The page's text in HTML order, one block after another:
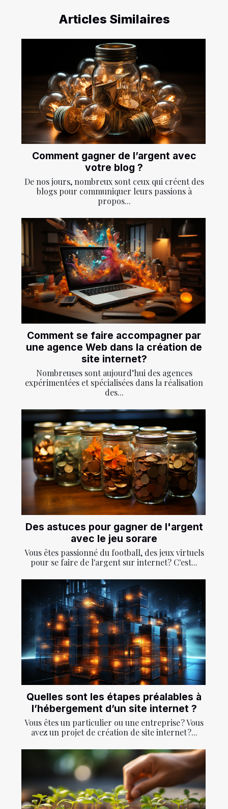
Articles Similaires
Comment gagner de l’argent avec
votre blog ?
De nos jours, nombreux sont ceux qui créent des
blogs pour communiquer leurs passions à
propos...
Comment se faire accompagner par
une agence Web dans la création de
site internet?
Nombreuses sont aujourd’hui des agences
expérimentées et spécialisées dans la réalisation
des...
Des astuces pour gagner de l'argent
avec le jeu sorare
Vous êtes passionné du football, des jeux virtuels
pour se faire de l'argent sur internet? C'est...
Quelles sont les étapes préalables à
l’hébergement d’un site internet ?
Vous êtes un particulier ou une entreprise ? Vous
avez un projet de création de site internet ?...